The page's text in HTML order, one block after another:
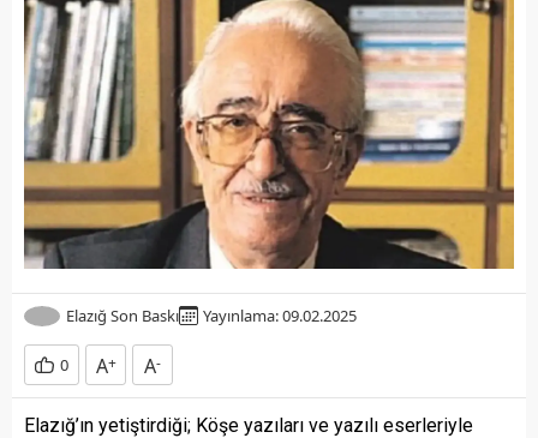
Elazığ Son Baskı Yayınlama: 09.02.2025
0 A+ A-
Elazığ’ın yetiştirdiği; Köşe yazıları ve yazılı eserleriyle